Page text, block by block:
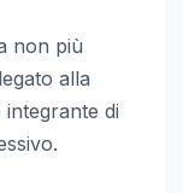
non più
alla
integrante di